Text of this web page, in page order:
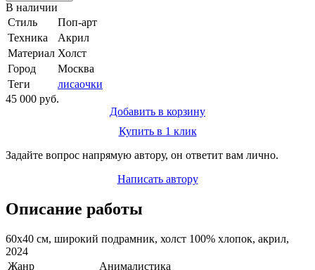
В наличии
Стиль
Поп-арт
Техника
Акрил
Материал Холст
Город
Москва
Теги
лисаочки
45 000 руб.
Добавить в корзину
Купить в 1 клик
Задайте вопрос напрямую автору, он ответит вам лично.
Написать автору
Описание работы
60х40 см, широкий подрамник, холст 100% хлопок, акрил,
2024
Жанр
Анималистика